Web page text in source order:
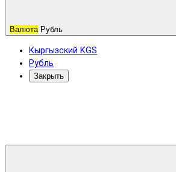
Валюта Рубль
Кыргызский KGS
Рубль
Закрыть